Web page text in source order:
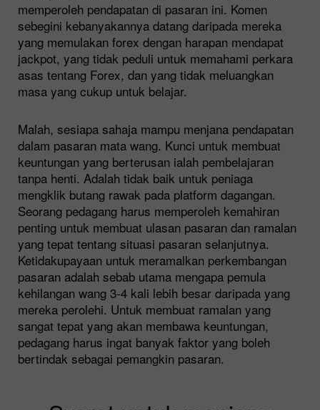
memperoleh pendapatan di pasaran ini. Komen
sebegini kebanyakannya datang daripada mereka
yang memulakan forex dengan harapan mendapat
jackpot, yang tidak peduli untuk memahami perkara
asas tentang Forex, dan yang tidak meluangkan
masa yang cukup untuk belajar.
Malah, sesiapa sahaja mampu menjana pendapatan
dalam pasaran mata wang. Kunci untuk membuat
keuntungan yang berterusan ialah pembelajaran
tanpa henti. Adalah tidak baik untuk peniaga
mengklik butang rawak pada platform dagangan.
Seorang pedagang harus memperoleh kemahiran
penting untuk membuat ulasan pasaran dan ramalan
yang tepat tentang situasi pasaran selanjutnya.
Ketidakupayaan untuk meramalkan perkembangan
pasaran adalah sebab utama mengapa pemula
kehilangan wang 3-4 kali lebih besar daripada yang
mereka perolehi. Untuk membuat ramalan yang
sangat tepat yang akan membawa keuntungan,
pedagang harus ingat banyak faktor yang boleh
bertindak sebagai pemangkin pasaran.